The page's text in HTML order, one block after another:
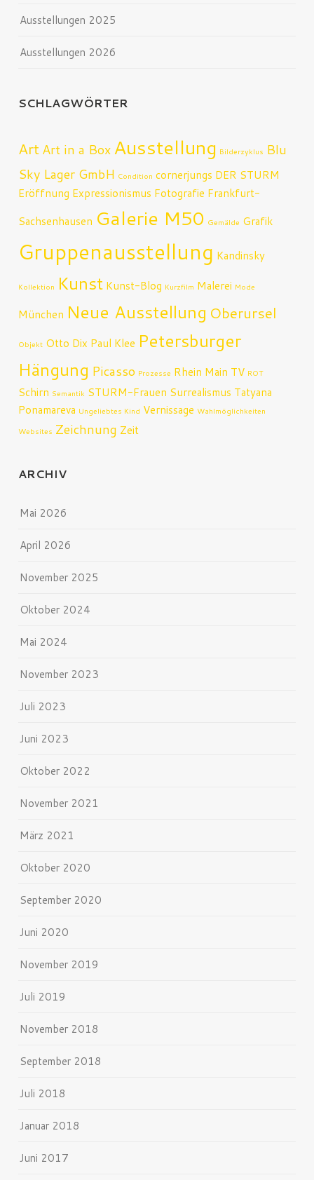
Ausstellungen 2025
Ausstellungen 2026
SCHLAGWÖRTER
ArtArt in a BoxAusstellung Bilderzyklus Blu
Sky Lager GmbH Condition cornerjungs DER STURM
Eröffnung Expressionismus Fotografie Frankfurt-
Sachsenhausen Galerie M50 Gemälde Grafik
Gruppenausstellung Kandinsky
Kollektion Kunst Kunst-Blog Kurzfilm Malerei Mode
München Neue Ausstellung Oberursel
Objekt Otto Dix Paul Klee Petersburger
Hängung Picasso Prozesse Rhein Main TV ROT
Schirn Semantik STURM-Frauen Surrealismus Tatyana
Ponamareva Ungeliebtes Kind Vernissage Wahlmöglichkeiten
Websites Zeichnung Zeit
ARCHIV
Mai 2026
April 2026
November 2025
Oktober 2024
Mai 2024
November 2023
Juli 2023
Juni 2023
Oktober 2022
November 2021
März 2021
Oktober 2020
September 2020
Juni 2020
November 2019
Juli 2019
November 2018
September 2018
Juli 2018
Januar 2018
Juni 2017